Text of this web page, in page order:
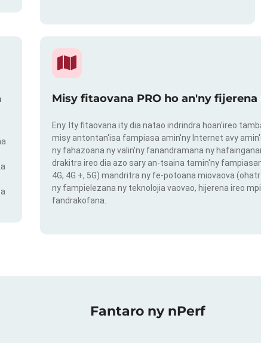
Misy fitaovana PRO ho an'ny
Eny. Ity fitaovana ity dia natao indrindra hoan'ireo
misy antontan'isa fampiasa amin'ny Internet avy
ny fahazoana ny valin'ny fanandramana ny
drakitra ireo dia azo sary an-tsaina tamin'ny
4G, 4G +, 5G) mandritra ny fe-potoana miovaova
ny fampielezana ny teknolojia vaovao, hijerena ireo
fandrakofana.
Fantaro ny nPerf